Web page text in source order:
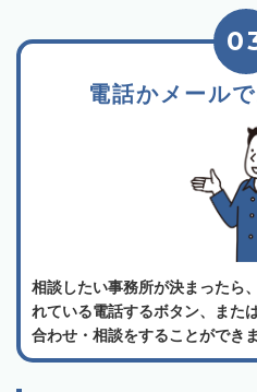
電話かメール
相談したい事務所が決まったら
れている電話するボタン、また
合わせ・相談をすることができま